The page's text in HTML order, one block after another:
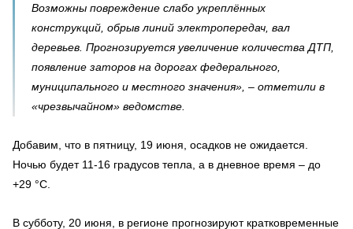
Возможны повреждение слабо укреплённых
конструкций, обрыв линий электропередач, вал
деревьев. Прогнозируется увеличение количества ДТП,
появление заторов на дорогах федерального,
муниципального и местного значения», – отметили в
«чрезвычайном» ведомстве.
Добавим, что в пятницу, 19 июня, осадков не ожидается.
Ночью будет 11-16 градусов тепла, а в дневное время – до
+29 °C.
В субботу, 20 июня, в регионе прогнозируют кратковременные